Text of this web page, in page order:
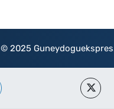
© 2025